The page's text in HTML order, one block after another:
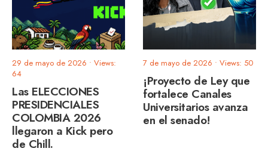
29 de mayo de 2026 • Views:
64
Las ELECCIONES
PRESIDENCIALES
COLOMBIA 2026
llegaron a Kick pero
de Chill.
7 de mayo de 2026 • Views: 50
¡Proyecto de Ley que
fortalece Canales
Universitarios avanza
en el senado!